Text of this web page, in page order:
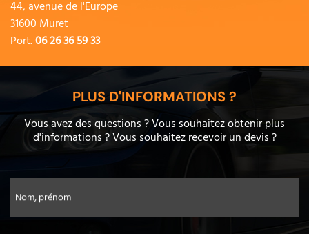
44, avenue de l'Europe
31600 Muret
Port.06 26 36 59 33
PLUS D'INFORMATIONS ?
Vous avez des questions ? Vous souhaitez obtenir plus
d'informations ? Vous souhaitez recevoir un devis ?
Nom, prénom